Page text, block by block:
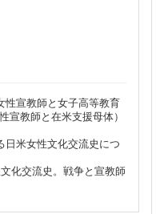
宣教師と女子高等教育
宣教師と在米支援母体）
米女性文化交流史につ
化交流史。戦争と宣教師